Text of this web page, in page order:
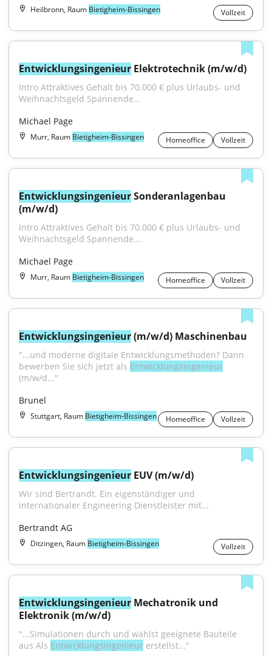
Heilbronn, Raum Bietigheim-Bissingen Vollzeit
Entwicklungsingenieur Elektrotechnik (m/w/d)
Intro Attraktives Gehalt bis 70.000 € plus Urlaubs- und
Weihnachtsgeld Spannende...
Michael Page
Murr, Raum Bietigheim-Bissingen Homeoffice Vollzeit
Entwicklungsingenieur Sonderanlagenbau
(m/w/d)
Intro Attraktives Gehalt bis 70.000 € plus Urlaubs- und
Weihnachtsgeld Spannende...
Michael Page
Murr, Raum Bietigheim-Bissingen Homeoffice Vollzeit
Entwicklungsingenieur (m/w/d) Maschinenbau
"...und moderne digitale Entwicklungsmethoden? Dann
bewerben Sie sich jetzt als Entwicklungsingenieur
(m/w/d..."
Brunel
Stuttgart, Raum Bietigheim-Bissingen Homeoffice Vollzeit
Entwicklungsingenieur EUV (m/w/d)
Wir sind Bertrandt. Ein eigenständiger und
internationaler Engineering Dienstleister mit...
Bertrandt AG
Ditzingen, Raum Bietigheim-Bissingen Vollzeit
Entwicklungsingenieur Mechatronik und
Elektronik (m/w/d)
"...Simulationen durch und wählst geeignete Bauteile
aus Als Entwicklungsingenieur erstellst..."